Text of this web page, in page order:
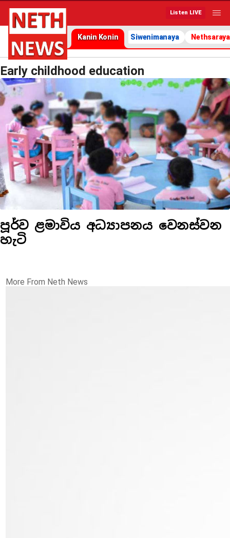
Listen LIVE
Kanin Konin Siwenimanaya Nethsaraya
Early childhood education
පූර්ව ළමාවිය අධ්‍යාපනය වෙනස්වන
හැටි
More From Neth News